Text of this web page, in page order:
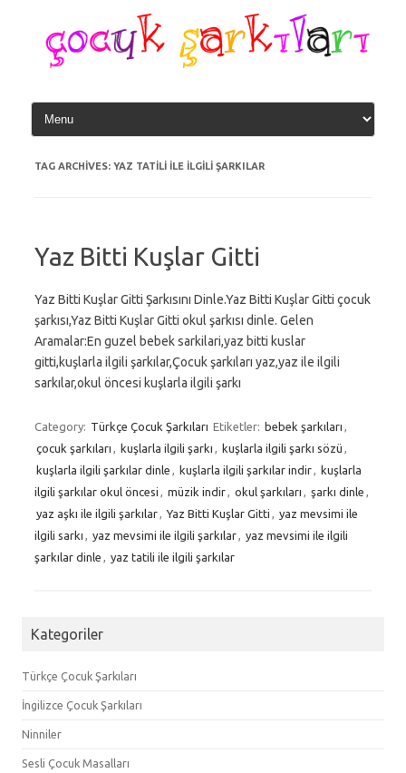
content
TAG ARCHIVES: YAZ TATILI ILE ILGILI ŞARKILAR
Yaz Bitti Kuşlar Gitti
Yaz Bitti Kuşlar Gitti Şarkısını Dinle.Yaz Bitti Kuşlar Gitti çocuk
şarkısı,Yaz Bitti Kuşlar Gitti okul şarkısı dinle. Gelen
Aramalar:En guzel bebek sarkilari,yaz bitti kuslar
gitti,kuşlarla ilgili şarkılar,Çocuk şarkıları yaz,yaz ile ilgili
sarkılar,okul öncesi kuşlarla ilgili şarkı
Category: Türkçe Çocuk Şarkıları Etiketler: bebek şarkıları
çocuk şarkıları
kuşlarla ilgili şarkı kuşlarla ilgili şarkı sözü
kuşlarla ilgili şarkılar dinle
kuşlarla ilgili şarkılar indir
kuşlarla
ilgili şarkılar okul öncesi
müzik indir okul şarkıları şarkı dinle
yaz aşkı ile ilgili şarkılar
Yaz Bitti Kuşlar Gitti
yaz mevsimi ile
ilgili sarkı
yaz mevsimi ile ilgili şarkılar
yaz mevsimi ile ilgili
şarkılar dinle
yaz tatili ile ilgili şarkılar
Kategoriler
Türkçe Çocuk Şarkıları
İngilizce Çocuk Şarkıları
Ninniler
Sesli Çocuk Masalları